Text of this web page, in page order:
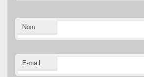
Nom
E-mail